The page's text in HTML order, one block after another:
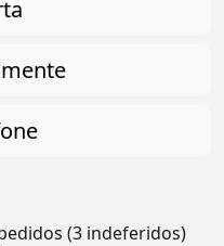
(3 indeferidos)